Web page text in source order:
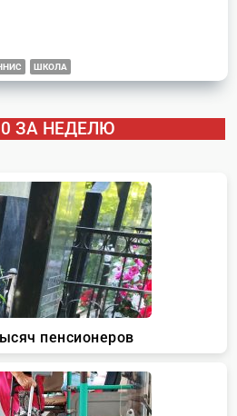
ШКОЛА
ЗА НЕДЕЛЮ